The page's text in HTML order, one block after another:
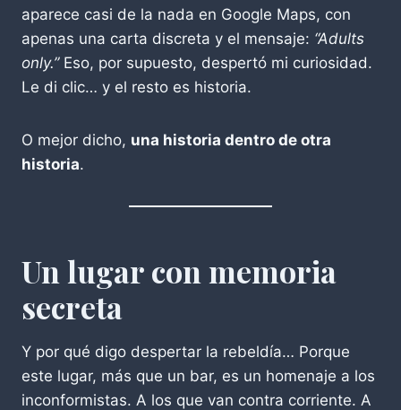
aparece casi de la nada en Google Maps, con
apenas una carta discreta y el mensaje: “Adults
only.”Eso, por supuesto, despertó mi curiosidad.
Le di clic… y el resto es historia.
O mejor dicho, una historia dentro de otra
historia.
Un lugar con memoria
secreta
Y por qué digo despertar la rebeldía… Porque
este lugar, más que un bar, es un homenaje a los
inconformistas. A los que van contra corriente. A